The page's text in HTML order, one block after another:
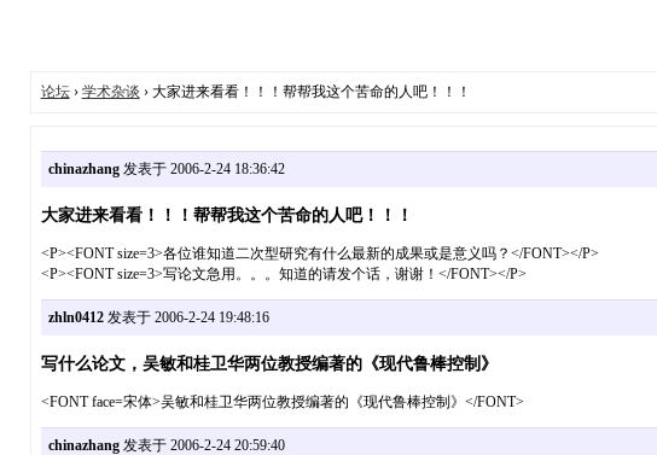
论坛› 学术杂谈 › 大家进来看看！！！帮帮我这个苦命的人吧！！！
chinazhang发表于 2006-2-24 18:36:42
大家进来看看！！！帮帮我这个苦命的人吧！！！
<P><FONT size=3>各位谁知道二次型研究有什么最新的成果或是意义吗？</FONT></P>
<P><FONT size=3>写论文急用。。。知道的请发个话，谢谢！</FONT></P>
zhln0412发表于 2006-2-24 19:48:16
写什么论文，吴敏和桂卫华两位教授编著的《现代鲁棒控制》
<FONT face=宋体>吴敏和桂卫华两位教授编著的《现代鲁棒控制》</FONT>
chinazhang发表于 2006-2-24 20:59:40